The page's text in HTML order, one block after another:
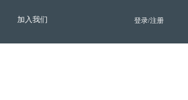
加入我们 登录/注册